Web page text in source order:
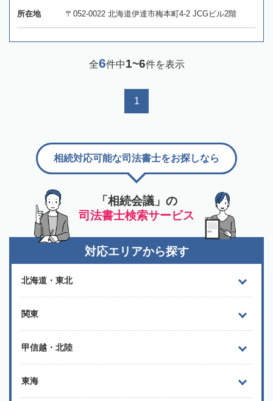
所在地 〒052-0022 北海道伊達市梅本町4-2 JCGビル2階
全6件中1~6件を表示
1
「相続会議」の
司法書士検索サービス
相続対応可能な司法書士をお探しなら
対応エリアから探す
北海道・東北
関東
甲信越・北陸
東海